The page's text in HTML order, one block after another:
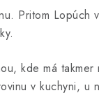
Pritom Lopúch
kde má takmer
v kuchyni, u